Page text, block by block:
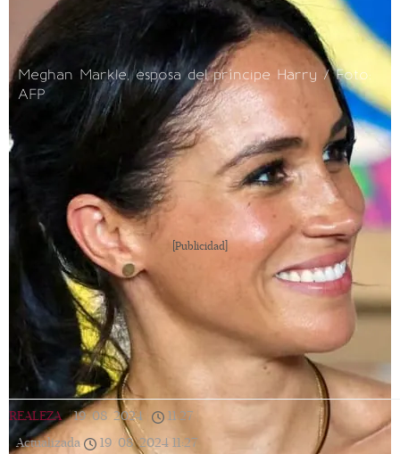
Meghan Markle, esposa del príncipe Harry / Foto:
AFP
[Publicidad]
REALEZA | 19/08/2024 11:27
Actualizada
19/08/2024 11:27